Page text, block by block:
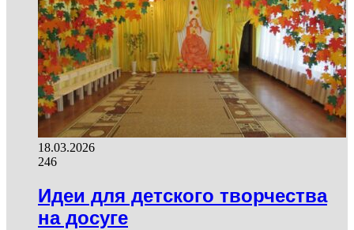
18.03.2026
246
Идеи для детского творчества
на досуге